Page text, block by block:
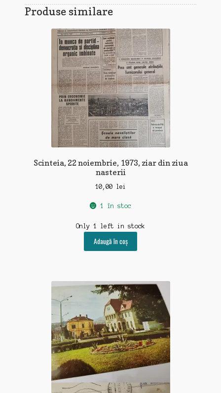
Produse similare
Scinteia, 22 noiembrie, 1973, ziar din ziua
nasterii
10,00 lei
1 în stoc
Only 1 left in stock
Adaugă în coș